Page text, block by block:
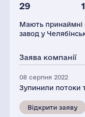
29
млн.дол.
31187 1
1
Мають принаймні
завод у
Заява компанії
08 серпня 2022
Зупинили потоки
Відкрити заяву